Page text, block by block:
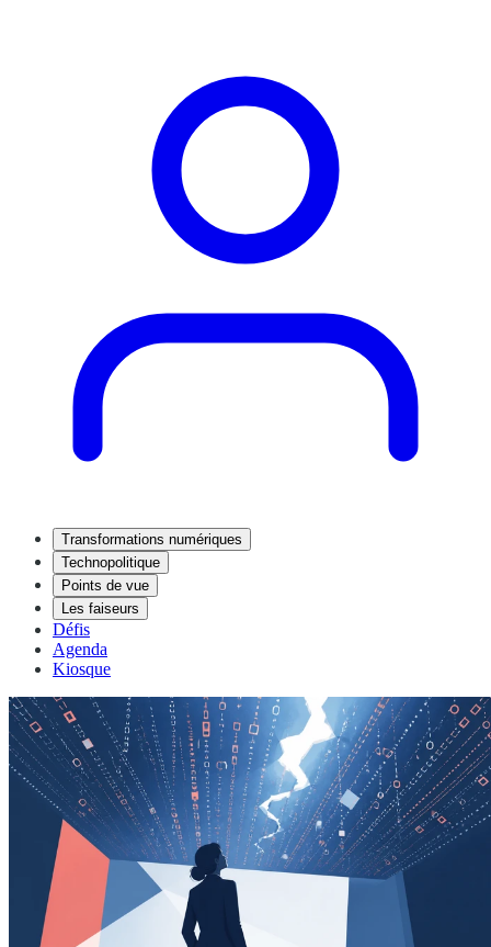
Transformations numériques
Technopolitique
Points de vue
Les faiseurs
Défis
Agenda
Kiosque